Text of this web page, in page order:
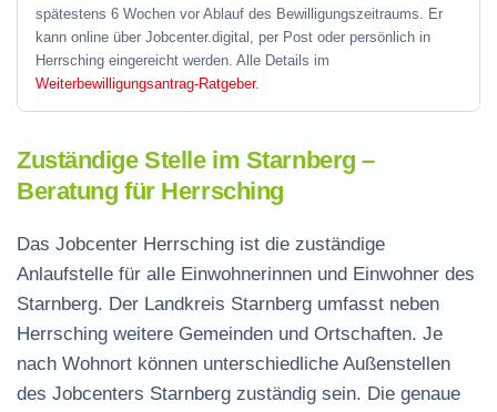
spätestens 6 Wochen vor Ablauf des Bewilligungszeitraums. Er
kann online über Jobcenter.digital, per Post oder persönlich in
Herrsching eingereicht werden. Alle Details im
Weiterbewilligungsantrag-Ratgeber.
Zuständige Stelle im Starnberg –
Beratung für Herrsching
Das Jobcenter Herrsching ist die zuständige
Anlaufstelle für alle Einwohnerinnen und Einwohner des
Starnberg. Der Landkreis Starnberg umfasst neben
Herrsching weitere Gemeinden und Ortschaften. Je
nach Wohnort können unterschiedliche Außenstellen
des Jobcenters Starnberg zuständig sein. Die genaue